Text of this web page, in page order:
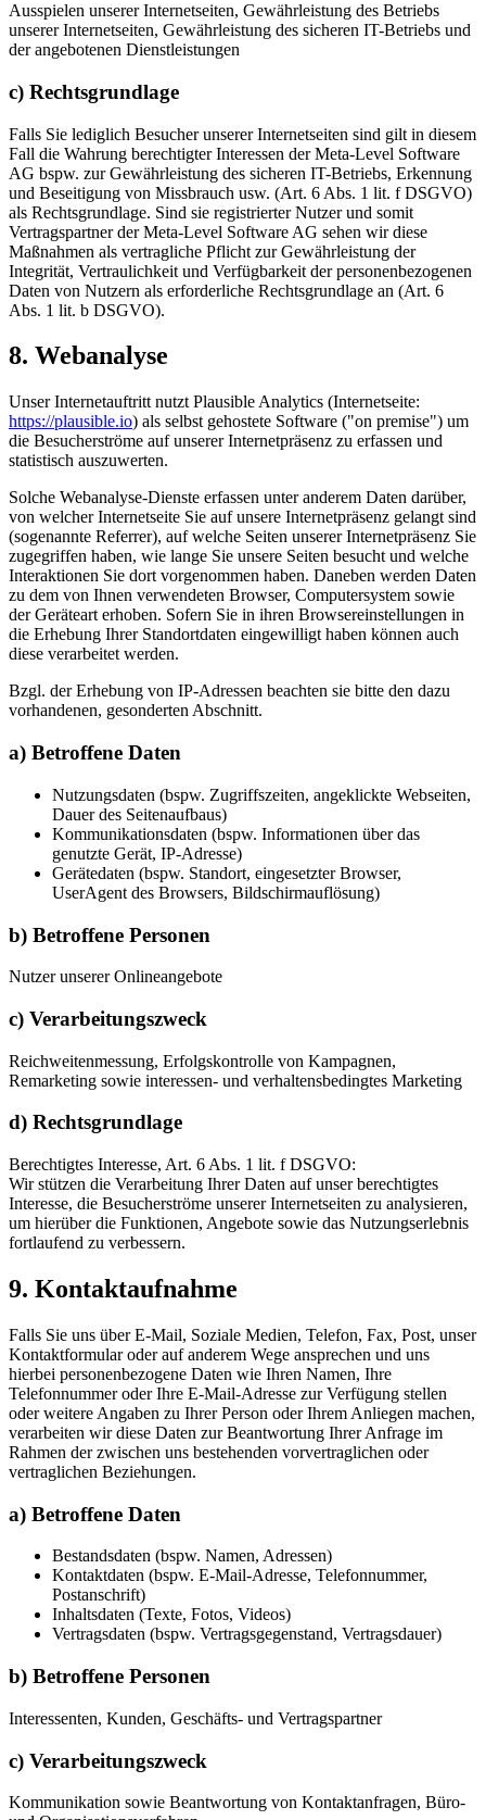
Ausspielen unserer Internetseiten, Gewährleistung des Betriebs
unserer Internetseiten, Gewährleistung des sicheren IT-Betriebs und
der angebotenen Dienstleistungen
c) Rechtsgrundlage
Falls Sie lediglich Besucher unserer Internetseiten sind gilt in diesem
Fall die Wahrung berechtigter Interessen der Meta-Level Software
AG bspw. zur Gewährleistung des sicheren IT-Betriebs, Erkennung
und Beseitigung von Missbrauch usw. (Art. 6 Abs. 1 lit. f DSGVO)
als Rechtsgrundlage. Sind sie registrierter Nutzer und somit
Vertragspartner der Meta-Level Software AG sehen wir diese
Maßnahmen als vertragliche Pflicht zur Gewährleistung der
Integrität, Vertraulichkeit und Verfügbarkeit der personenbezogenen
Daten von Nutzern als erforderliche Rechtsgrundlage an (Art. 6
Abs. 1 lit. b DSGVO).
8. Webanalyse
Unser Internetauftritt nutzt Plausible Analytics (Internetseite:
https://plausible.io) als selbst gehostete Software ("on premise") um
die Besucherströme auf unserer Internetpräsenz zu erfassen und
statistisch auszuwerten.
Solche Webanalyse-Dienste erfassen unter anderem Daten darüber,
von welcher Internetseite Sie auf unsere Internetpräsenz gelangt sind
(sogenannte Referrer), auf welche Seiten unserer Internetpräsenz Sie
zugegriffen haben, wie lange Sie unsere Seiten besucht und welche
Interaktionen Sie dort vorgenommen haben. Daneben werden Daten
zu dem von Ihnen verwendeten Browser, Computersystem sowie
der Geräteart erhoben. Sofern Sie in ihren Browsereinstellungen in
die Erhebung Ihrer Standortdaten eingewilligt haben können auch
diese verarbeitet werden.
Bzgl. der Erhebung von IP-Adressen beachten sie bitte den dazu
vorhandenen, gesonderten Abschnitt.
a) Betroffene Daten
Nutzungsdaten (bspw. Zugriffszeiten, angeklickte Webseiten,
Dauer des Seitenaufbaus)
Kommunikationsdaten (bspw. Informationen über das
genutzte Gerät, IP-Adresse)
Gerätedaten (bspw. Standort, eingesetzter Browser,
UserAgent des Browsers, Bildschirmauflösung)
b) Betroffene Personen
Nutzer unserer Onlineangebote
c) Verarbeitungszweck
Reichweitenmessung, Erfolgskontrolle von Kampagnen,
Remarketing sowie interessen- und verhaltensbedingtes Marketing
d) Rechtsgrundlage
Berechtigtes Interesse, Art. 6 Abs. 1 lit. f DSGVO:
Wir stützen die Verarbeitung Ihrer Daten auf unser berechtigtes
Interesse, die Besucherströme unserer Internetseiten zu analysieren,
um hierüber die Funktionen, Angebote sowie das Nutzungserlebnis
fortlaufend zu verbessern.
9. Kontaktaufnahme
Falls Sie uns über E-Mail, Soziale Medien, Telefon, Fax, Post, unser
Kontaktformular oder auf anderem Wege ansprechen und uns
hierbei personenbezogene Daten wie Ihren Namen, Ihre
Telefonnummer oder Ihre E-Mail-Adresse zur Verfügung stellen
oder weitere Angaben zu Ihrer Person oder Ihrem Anliegen machen,
verarbeiten wir diese Daten zur Beantwortung Ihrer Anfrage im
Rahmen der zwischen uns bestehenden vorvertraglichen oder
vertraglichen Beziehungen.
a) Betroffene Daten
Bestandsdaten (bspw. Namen, Adressen)
Kontaktdaten (bspw. E-Mail-Adresse, Telefonnummer,
Postanschrift)
Inhaltsdaten (Texte, Fotos, Videos)
Vertragsdaten (bspw. Vertragsgegenstand, Vertragsdauer)
b) Betroffene Personen
Interessenten, Kunden, Geschäfts- und Vertragspartner
c) Verarbeitungszweck
Kommunikation sowie Beantwortung von Kontaktanfragen, Büro-